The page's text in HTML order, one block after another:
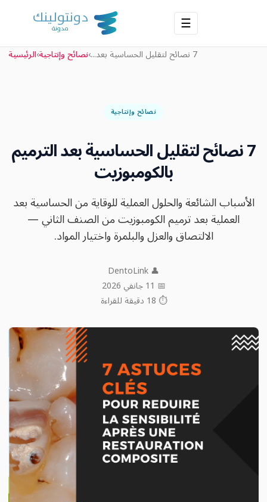
☰
الرئيسية›نصائح وإنتاجية› 7 نصائح لتقليل الحساسية بعد...
نصائح وإنتاجية
7 نصائح لتقليل الحساسية بعد الترميم
بالكومبوزيت
الأسباب الشائعة والحلول العملية للوقاية من الحساسية بعد
العملية بعد ترميم الكومبوزيت من الصنف الثاني —
الالتصاق والعزل والبلمرة واختيار المواد.
👤 DentoLink
📅 11 جانفي 2026
⏱ 18 دقيقة للقراءة